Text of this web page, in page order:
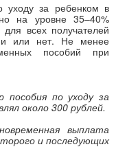
за ребенком в
на уровне 35–40%
всех получателей
или нет. Не менее
пособий при
пособия по уходу за
около 300 рублей.
выплата
и последующих